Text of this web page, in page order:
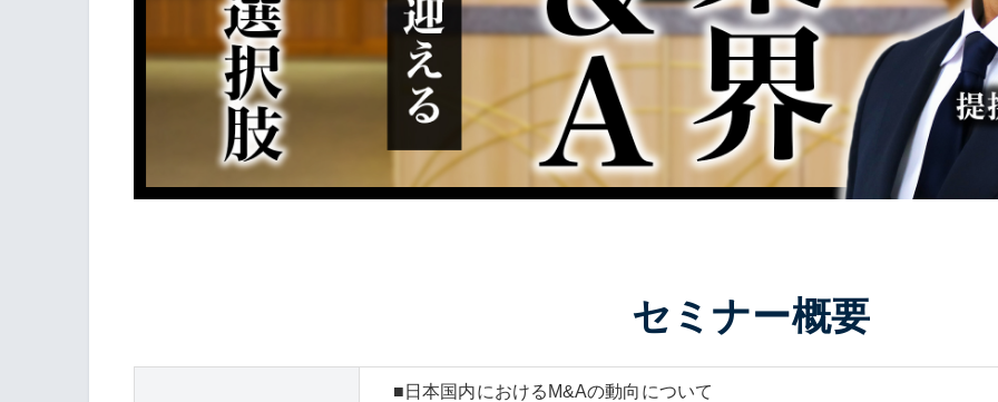
■日本国内におけるM&Aの動向について